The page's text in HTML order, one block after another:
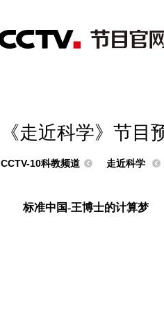
《走近科学》节目
CCTV-10科教频道 走近科学
标准中国-王博士的计算梦